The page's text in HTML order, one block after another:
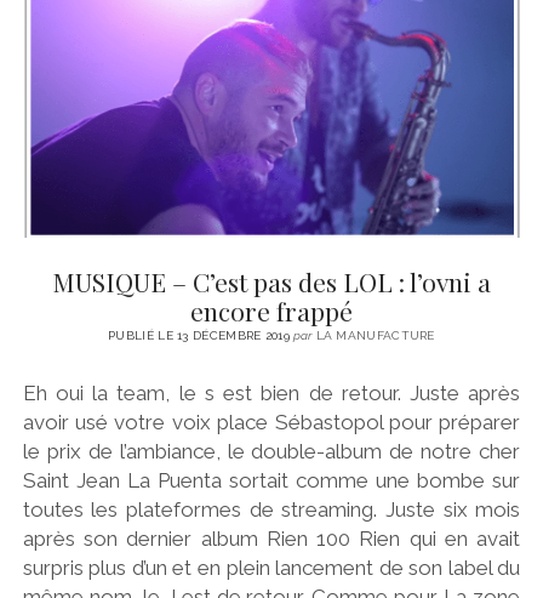
CINÉMA
LITTÉRATURE
ÉCONOMIE
SPORT
MÉDIAS
SANTÉ
instagram
emailemail-
form
MUSIQUE – C’est pas des LOL : l’ovni a
encore frappé
PUBLIÉ LE 13 DÉCEMBRE 2019parLA MANUFACTURE
Eh oui la team, le s est bien de retour. Juste après
avoir usé votre voix place Sébastopol pour préparer
le prix de l’ambiance, le double-album de notre cher
Saint Jean La Puenta sortait comme une bombe sur
toutes les plateformes de streaming. Juste six mois
après son dernier album Rien 100 Rien qui en avait
surpris plus d’un et en plein lancement de son label du